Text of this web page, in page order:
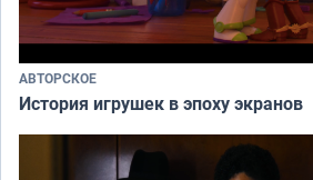
АВТОРСКОЕ
История игрушек в эпоху экранов